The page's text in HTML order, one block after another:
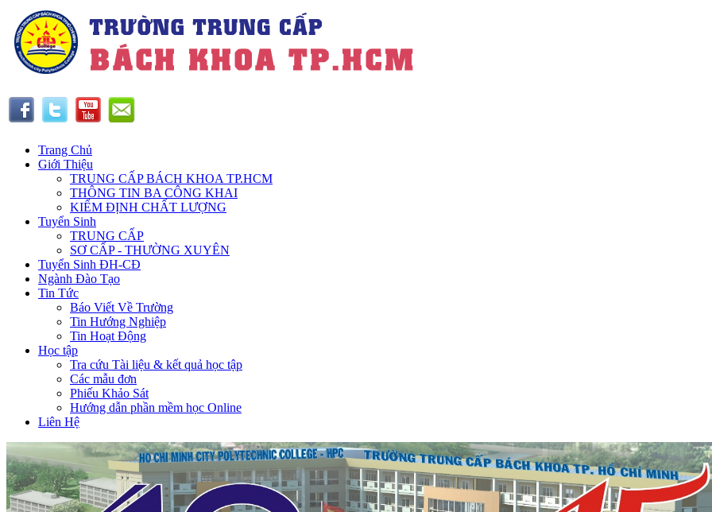
Trang Chủ
Giới Thiệu
TRUNG CẤP BÁCH KHOA TP.HCM
THÔNG TIN BA CÔNG KHAI
KIỂM ĐỊNH CHẤT LƯỢNG
Tuyển Sinh
TRUNG CẤP
SƠ CẤP - THƯỜNG XUYÊN
Tuyển Sinh ĐH-CĐ
Ngành Đào Tạo
Tin Tức
Báo Viết Về Trường
Tin Hướng Nghiệp
Tin Hoạt Động
Học tập
Tra cứu Tài liệu & kết quả học tập
Các mẫu đơn
Phiếu Khảo Sát
Hướng dẫn phần mềm học Online
Liên Hệ